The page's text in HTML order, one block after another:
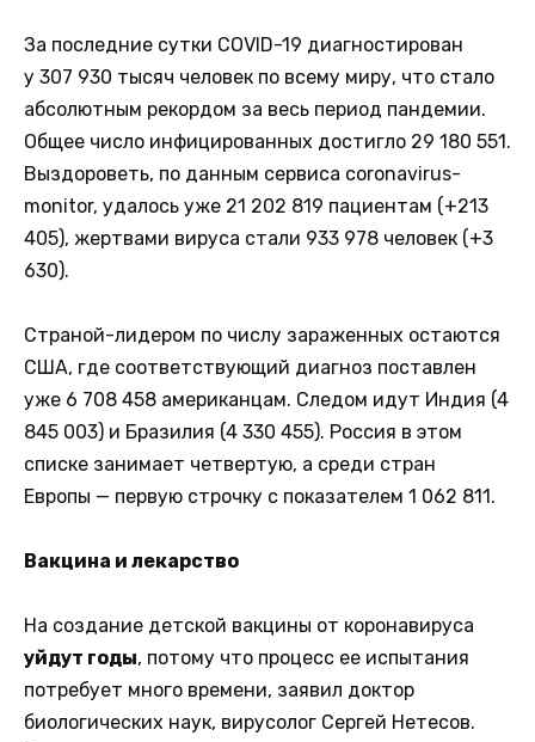
За последние сутки COVID-19 диагностирован
у 307 930 тысяч человек по всему миру, что стало
абсолютным рекордом за весь период пандемии.
Общее число инфицированных достигло 29 180 551.
Выздороветь, по данным сервиса coronavirus-
monitor, удалось уже 21 202 819 пациентам (+213
405), жертвами вируса стали 933 978 человек (+3
630).
Страной-лидером по числу зараженных остаются
США, где соответствующий диагноз поставлен
уже 6 708 458 американцам. Следом идут Индия (4
845 003) и Бразилия (4 330 455). Россия в этом
списке занимает четвертую, а среди стран
Европы — первую строчку с показателем 1 062 811.
Вакцина и лекарство
На создание детской вакцины от коронавируса
уйдут годы, потому что процесс ее испытания
потребует много времени, заявил доктор
биологических наук, вирусолог Сергей Нетесов.